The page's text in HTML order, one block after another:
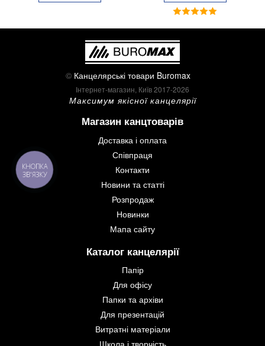
© Канцелярські товари Buromax
Інтернет-магазин, Київ 2017-2026
Максимум якісної канцелярії
Магазин канцтоварів
Доставка і оплата
Співпраця
Контакти
Новини та статті
Розпродаж
Новинки
Мапа сайту
Каталог канцелярії
Папір
Для офісу
Папки та архіви
Для презентацій
Витратні матеріали
КНОПКА
ЗВ'ЯЗКУ